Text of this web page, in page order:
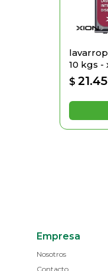
10 kgs -
$
Empresa
Nosotros
Contacto